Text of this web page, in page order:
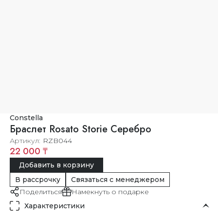
Constella
Браслет Rosato Storie Серебро
Артикул RZB044
22 000 ₸
Добавить в корзину
В рассрочку
Связаться с менеджером
Поделиться
Намекнуть о подарке
Характеристики